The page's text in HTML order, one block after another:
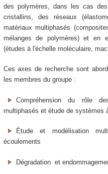
des polymères, dans les cas
cristallins, des réseaux
matériaux multiphasés
mélanges de polymères) et en
(études à l'échelle moléculaire,
Ces axes de recherche sont
les membres du groupe :
Compréhension du rôle
multiphasés et étude de systèmes
Étude et modélisation
écoulements
Dégradation et